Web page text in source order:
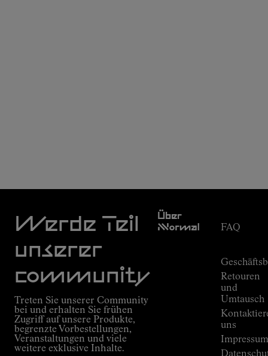
Werde Teil
unserer
community
Treten Sie unserer Community
bei und erhalten Sie frühen
Zugriff auf unsere Produkte,
begrenzte Vorbestellungen,
Veranstaltungen und viele
weitere exklusive Inhalte.
Über
Nnormal
FAQ
Retouren
und
Umtausch
uns
Impressum